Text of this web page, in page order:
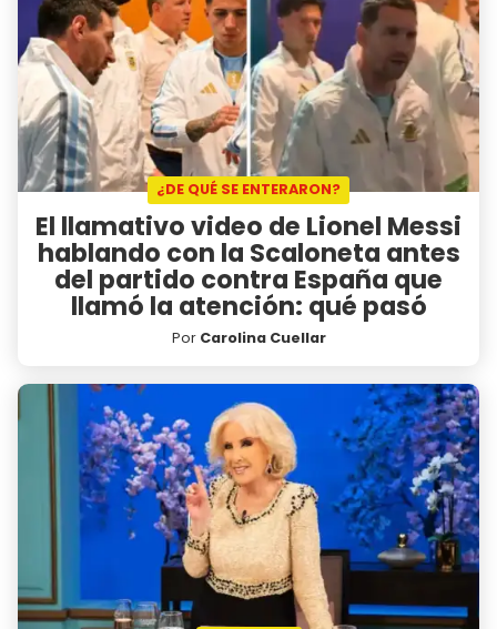
¿DE QUÉ SE ENTERARON?
El llamativo video de Lionel Messi
hablando con la Scaloneta antes
del partido contra España que
llamó la atención: qué pasó
Por Carolina Cuellar